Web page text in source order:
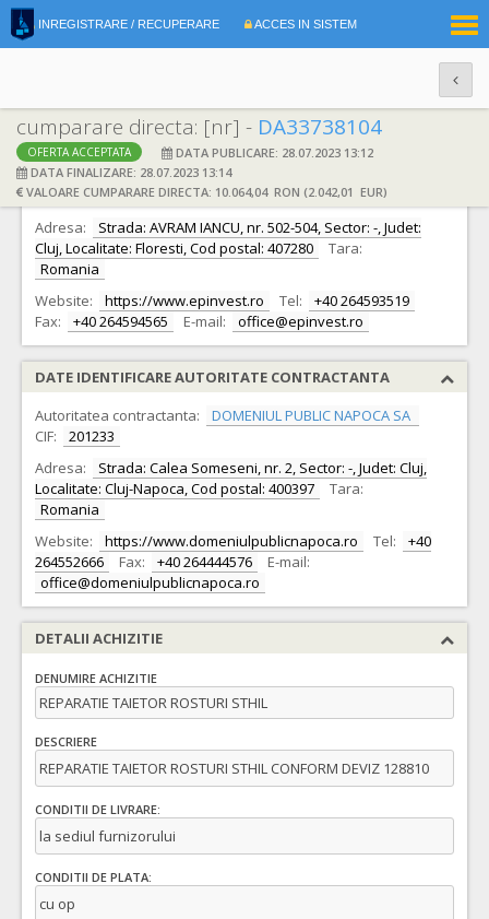
INREGISTRARE / RECUPERARE ACCES IN SISTEM
cumparare directa: [nr] - DA33738104
OFERTA ACCEPTATA
DATA PUBLICARE: 28.07.2023 13:12
DATA FINALIZARE: 28.07.2023 13:14
VALOARE CUMPARARE DIRECTA: 10.064,04 RON (2.042,01 EUR)
DATE IDENTIFICARE OFERTANT
Ofertant: S.C. EPINVEST S.R.L. CIF:
6541951
Adresa:
Strada: AVRAM IANCU, nr. 502-504, Sector: -, Judet:
Cluj, Localitate: Floresti, Cod postal: 407280
Tara:
Romania
Website:
https://www.epinvest.ro Tel:
+40 264593519
Fax:
+40 264594565 E-mail: office@epinvest.ro
DATE IDENTIFICARE AUTORITATE CONTRACTANTA
Autoritatea contractanta:
DOMENIUL PUBLIC NAPOCA SA
CIF:
201233
Adresa:
Strada: Calea Someseni, nr. 2, Sector: -, Judet: Cluj,
Localitate: Cluj-Napoca, Cod postal: 400397
Tara:
Romania
Website:
https://www.domeniulpublicnapoca.ro Tel:
+40
264552666
Fax: +40 264444576
E-mail:
office@domeniulpublicnapoca.ro
DETALII ACHIZITIE
DENUMIRE ACHIZITIE
REPARATIE TAIETOR ROSTURI STHIL
DESCRIERE
REPARATIE TAIETOR ROSTURI STHIL CONFORM DEVIZ 128810
CONDITII DE LIVRARE:
la sediul furnizorului
CONDITII DE PLATA:
cu op